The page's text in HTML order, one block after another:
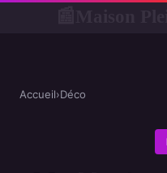
Accueil›Déco